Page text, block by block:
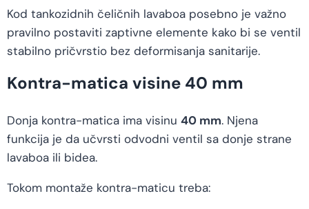
Kod tankozidnih čeličnih lavaboa posebno je važno
pravilno postaviti zaptivne elemente kako bi se ventil
stabilno pričvrstio bez deformisanja sanitarije.
Kontra-matica visine 40 mm
Donja kontra-matica ima visinu 40 mm. Njena
funkcija je da učvrsti odvodni ventil sa donje strane
lavaboa ili bidea.
Tokom montaže kontra-maticu treba: